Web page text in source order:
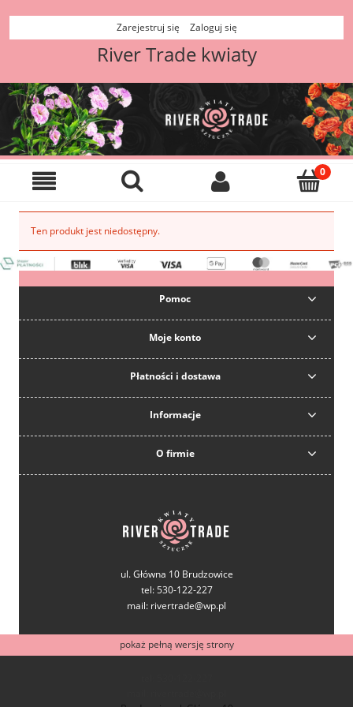
Zarejestruj się Zaloguj się
River Trade kwiaty
Ten produkt jest niedostępny.
Pomoc
Moje konto
Płatności i dostawa
Informacje
O firmie
ul. Główna 10 Brudzowice
tel: 530-122-227
mail: rivertrade@wp.pl
pokaż pełną wersję strony